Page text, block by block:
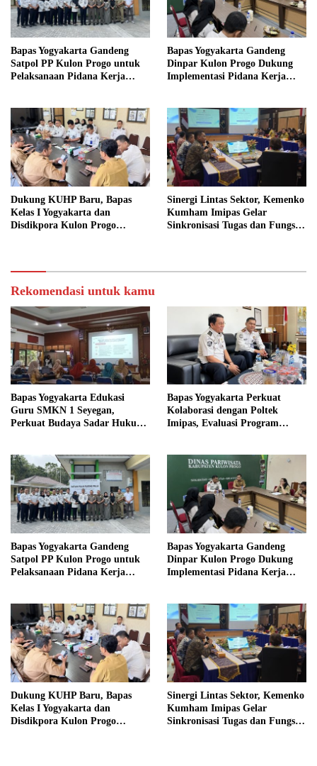
Bapas Yogyakarta Gandeng
Satpol PP Kulon Progo untuk
Pelaksanaan Pidana Kerja
Bapas Yogyakarta Gandeng
Dinpar Kulon Progo Dukung
Implementasi Pidana Kerja
Dukung KUHP Baru, Bapas
Kelas I Yogyakarta dan
Disdikpora Kulon Progo
Sinergi Lintas Sektor, Kemenko
Kumham Imipas Gelar
Sinkronisasi Tugas dan Fungsi
Rekomendasi untuk kamu
Bapas Yogyakarta Edukasi
Guru SMKN 1 Seyegan,
Perkuat Budaya Sadar Hukum
Bapas Yogyakarta Perkuat
Kolaborasi dengan Poltek
Imipas, Evaluasi Program
Bapas Yogyakarta Gandeng
Satpol PP Kulon Progo untuk
Pelaksanaan Pidana Kerja
Bapas Yogyakarta Gandeng
Dinpar Kulon Progo Dukung
Implementasi Pidana Kerja
Dukung KUHP Baru, Bapas
Kelas I Yogyakarta dan
Disdikpora Kulon Progo
Sinergi Lintas Sektor, Kemenko
Kumham Imipas Gelar
Sinkronisasi Tugas dan Fungsi